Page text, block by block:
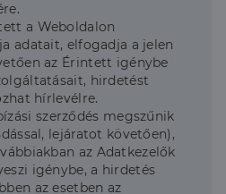
a Weboldalon
adatait, elfogadja a jelen
az Érintett igénybe
hirdetést
hírlevélre.
szerződés megszűnik
lejáratot követően),
az Adatkezelők
igénybe, a hirdetés
az esetben az